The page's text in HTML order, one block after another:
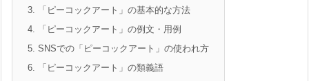
3. 「ピーコックアート」の基本的な方法
4. 「ピーコックアート」の例文・用例
5. SNSでの「ピーコックアート」の使われ方
6. 「ピーコックアート」の類義語